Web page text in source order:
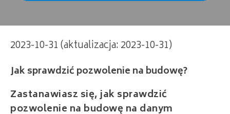
2023-10-31 (aktualizacja: 2023-10-31)
Jak sprawdzić pozwolenie na budowę?
Zastanawiasz się, jak sprawdzić
pozwolenie na budowę na danym